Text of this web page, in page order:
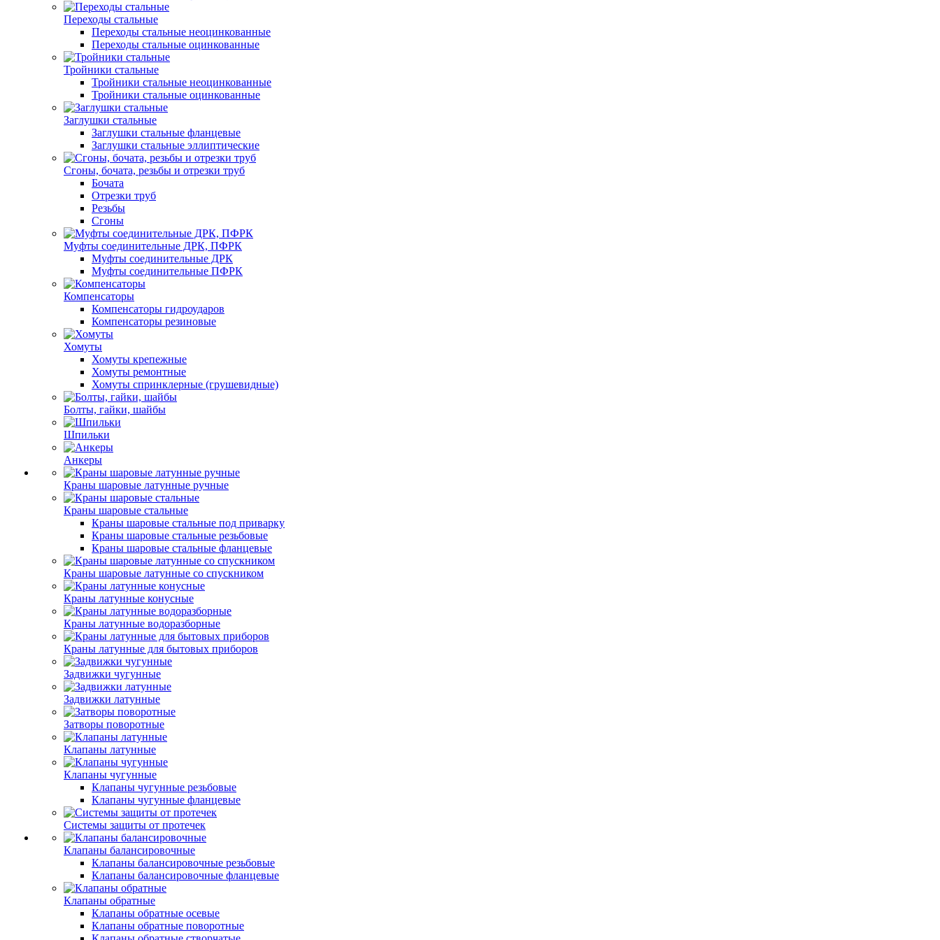
Переходы стальные
Переходы стальные неоцинкованные
Переходы стальные оцинкованные
Тройники стальные
Тройники стальные неоцинкованные
Тройники стальные оцинкованные
Заглушки стальные
Заглушки стальные фланцевые
Заглушки стальные эллиптические
Сгоны, бочата, резьбы и отрезки труб
Бочата
Отрезки труб
Резьбы
Сгоны
Муфты соединительные ДРК, ПФРК
Муфты соединительные ДРК
Муфты соединительные ПФРК
Компенсаторы
Компенсаторы гидроударов
Компенсаторы резиновые
Хомуты
Хомуты крепежные
Хомуты ремонтные
Хомуты спринклерные (грушевидные)
Болты, гайки, шайбы
Шпильки
Анкеры
Краны шаровые латунные ручные
Краны шаровые стальные
Краны шаровые стальные под приварку
Краны шаровые стальные резьбовые
Краны шаровые стальные фланцевые
Краны шаровые латунные со спускником
Краны латунные конусные
Краны латунные водоразборные
Краны латунные для бытовых приборов
Задвижки чугунные
Задвижки латунные
Затворы поворотные
Клапаны латунные
Клапаны чугунные
Клапаны чугунные резьбовые
Клапаны чугунные фланцевые
Системы защиты от протечек
Клапаны балансировочные
Клапаны балансировочные резьбовые
Клапаны балансировочные фланцевые
Клапаны обратные
Клапаны обратные осевые
Клапаны обратные поворотные